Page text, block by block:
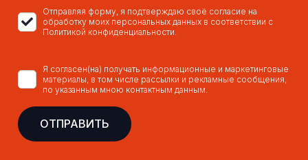
Отправляя форму, я подтверждаю своё согласие на
обработку моих персональных данных в соответствии с
Политикой конфиденциальности.
Я согласен(на) получать информационные и маркетинговые
материалы, в том числе рассылки и рекламные сообщения,
по указанным мною контактным данным.